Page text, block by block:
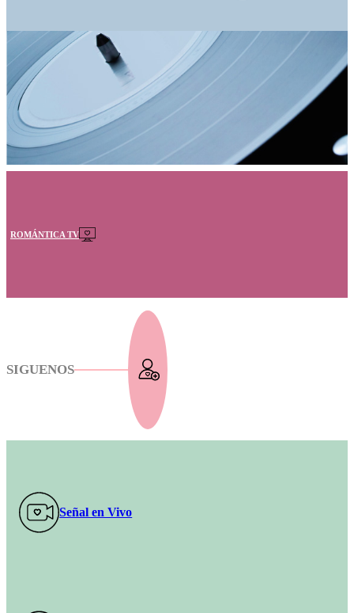
ROMÁNTICA TV
SIGUENOS
Señal en Vivo